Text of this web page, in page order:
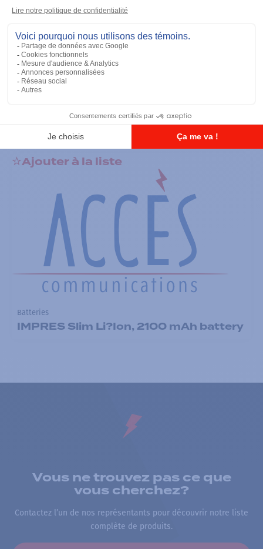
TIA IMPRES Low Volt 2900 mAh
Ajouter à la liste
Batteries
IMPRES Slim Li?Ion, 2100 mAh battery
Vous ne trouvez pas ce que
vous cherchez?
Contactez l’un de nos représentants pour découvrir notre liste
complète de produits.